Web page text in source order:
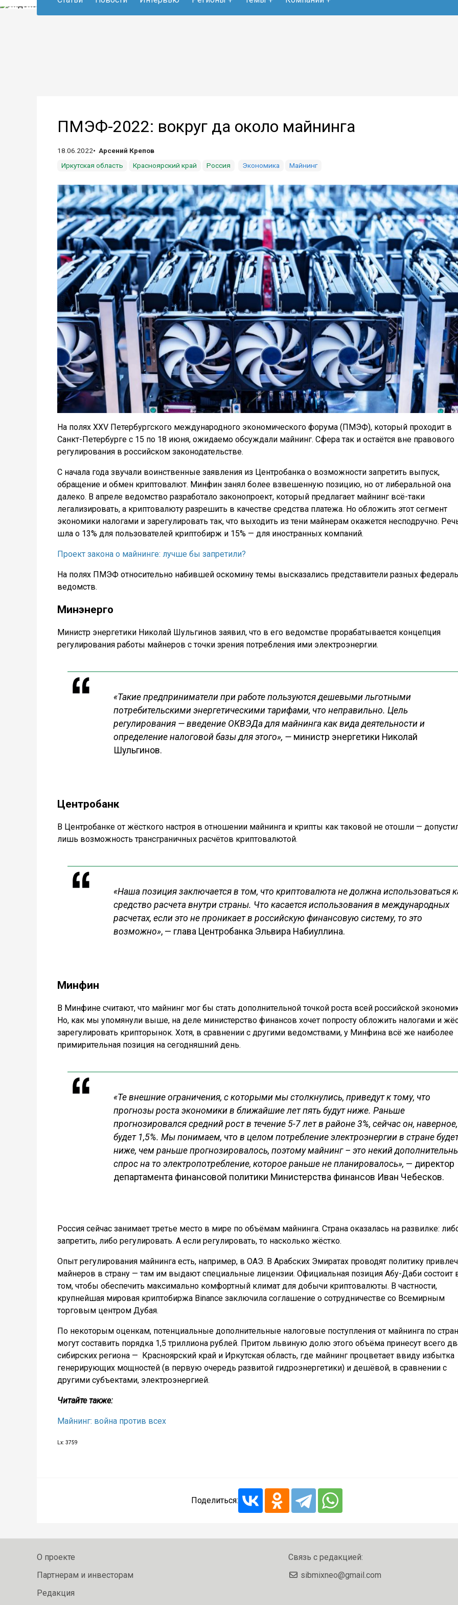
ПМЭФ-2022: вокруг да около майнинга
18.06.2022
Арсений Крепов
Иркутская область
Красноярский край Россия Экономика Майнинг
На полях XXV Петербургского международного экономического форума (ПМЭФ), который проходит в
Санкт-Петербурге с 15 по 18 июня, ожидаемо обсуждали майнинг. Сфера так и остаётся вне правового
регулирования в российском законодательстве.
С начала года звучали воинственные заявления из Центробанка о возможности запретить выпуск,
обращение и обмен криптовалют. Минфин занял более взвешенную позицию, но от либеральной она
далеко. В апреле ведомство разработало законопроект, который предлагает майнинг всё-таки
легализировать, а криптовалюту разрешить в качестве средства платежа. Но обложить этот сегмент
экономики налогами и зарегулировать так, что выходить из тени майнерам окажется несподручно.
шла о 13% для пользователей криптобирж и 15% — для иностранных компаний.
Проект закона о майнинге: лучше бы запретили?
На полях ПМЭФ относительно набившей оскомину темы высказались представители разных
ведомств.
Минэнерго
Министр энергетики Николай Шульгинов заявил, что в его ведомстве прорабатывается концепция
регулирования работы майнеров с точки зрения потребления ими электроэнергии.
«Такие предприниматели при работе пользуются дешевыми льготными
потребительскими энергетическими тарифами, что неправильно. Цель
регулирования — введение ОКВЭДа для майнинга как вида деятельности и
определение налоговой базы для этого», — министр энергетики Николай
Шульгинов.
Центробанк
В Центробанке от жёсткого настроя в отношении майнинга и крипты как таковой не отошли —
лишь возможность трансграничных расчётов криптовалютой.
«Наша позиция заключается в том, что криптовалюта не должна использоваться
средство расчета внутри страны. Что касается использования в международных
расчетах, если это не проникает в российскую финансовую систему, то это
возможно», — глава Центробанка Эльвира Набиуллина.
Минфин
В Минфине считают, что майнинг мог бы стать дополнительной точкой роста всей российской
Но, как мы упомянули выше, на деле министерство финансов хочет попросту обложить налогами и
зарегулировать крипторынок. Хотя, в сравнении с другими ведомствами, у Минфина всё же наиболее
примирительная позиция на сегодняшний день.
«Те внешние ограничения, с которыми мы столкнулись, приведут к тому, что
прогнозы роста экономики в ближайшие лет пять будут ниже. Раньше
прогнозировался средний рост в течение 5-7 лет в районе 3%, сейчас он, наверное,
будет 1,5%. Мы понимаем, что в целом потребление электроэнергии в стране
ниже, чем раньше прогнозировалось, поэтому майнинг – это некий
спрос на то электропотребление, которое раньше не планировалось», — директор
департамента финансовой политики Министерства финансов Иван Чебесков.
Россия сейчас занимает третье место в мире по объёмам майнинга. Страна оказалась на развилке:
запретить, либо регулировать. А если регулировать, то насколько жёстко.
Опыт регулирования майнинга есть, например, в ОАЭ. В Арабских Эмиратах проводят политику
майнеров в страну — там им выдают специальные лицензии. Официальная позиция Абу-Даби состоит
том, чтобы обеспечить максимально комфортный климат для добычи криптовалюты. В частности,
крупнейшая мировая криптобиржа Binance заключила соглашение о сотрудничестве со Всемирным
торговым центром Дубая.
По некоторым оценкам, потенциальные дополнительные налоговые поступления от майнинга по
могут составить порядка 1,5 триллиона рублей. Притом львиную долю этого объёма принесут всего
сибирских региона —
Красноярский край и Иркутская область, где майнинг процветает ввиду избытка
генерирующих мощностей (в первую очередь развитой гидроэнергетики) и дешёвой, в сравнении с
другими субъектами, электроэнергией.
Читайте также:
Майнинг: война против всех
Lx: 3759
Поделиться:
О проекте
Партнерам и инвесторам
Редакция
Связь с редакцией:
sibmixneo@gmail.com